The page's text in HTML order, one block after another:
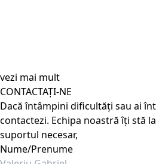
vezi mai mult
CONTACTAȚI-NE
Dacă întâmpini dificultăți sau ai
contactezi. Echipa noastră îți stă
suportul necesar,
Nume/Prenume